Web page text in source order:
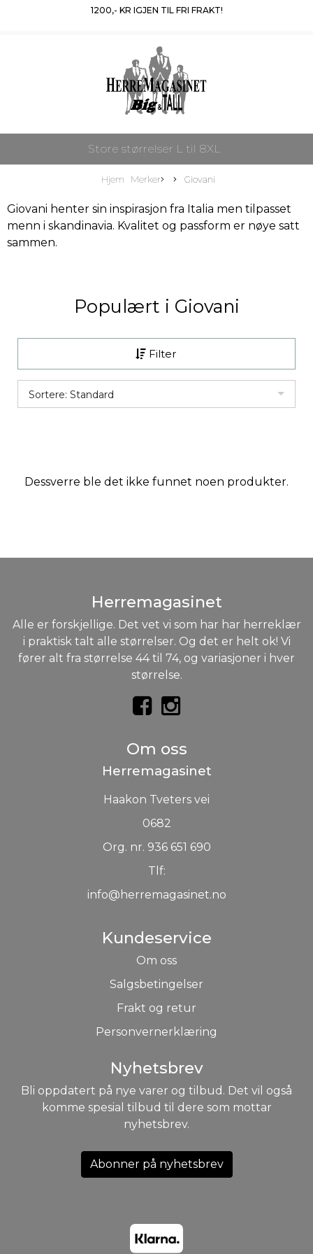
1200,- KR IGJEN TIL FRI FRAKT!
Store størrelser L til 8XL
Hjem Merker Giovani
Giovani henter sin inspirasjon fra Italia men tilpasset
menn i skandinavia. Kvalitet og passform er nøye satt
sammen.
Populært i Giovani
Filter
Sortere: Standard
Dessverre ble det ikke funnet noen produkter.
Herremagasinet
Alle er forskjellige. Det vet vi som har har herreklær
i praktisk talt alle størrelser. Og det er helt ok! Vi
fører alt fra størrelse 44 til 74, og variasjoner i hver
størrelse.
Om oss
Herremagasinet
Haakon Tveters vei
0682
Org. nr. 936 651 690
Tlf:
info@herremagasinet.no
Kundeservice
Om oss
Salgsbetingelser
Frakt og retur
Personvernerklæring
Nyhetsbrev
Bli oppdatert på nye varer og tilbud. Det vil også
komme spesial tilbud til dere som mottar
nyhetsbrev.
Abonner på nyhetsbrev